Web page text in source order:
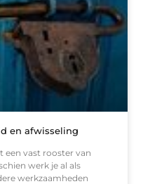
en afwisseling
een vast rooster van
werk je al als
werkzaamheden